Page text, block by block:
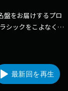
盤をお届けするプロ
シックをこよなく愛
最新回を再生